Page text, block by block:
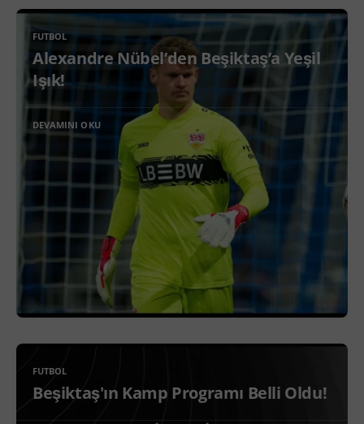
FUTBOL
Alexandre Nübel’den Beşiktaş’a Yeşil
Işık!
DEVAMINI OKU
FUTBOL
Beşiktaş'ın Kamp Programı Belli Oldu!